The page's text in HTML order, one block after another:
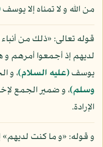
من الله و لا تمناه إلا يوسف
قوله تعالى: «ذلك من
لديهم إذ أجمعوا أمرهم و
يوسف(عليه السلام)، و
وسلم)، و ضمير الجمع
الإرادة.
و قوله: «و ما كنت